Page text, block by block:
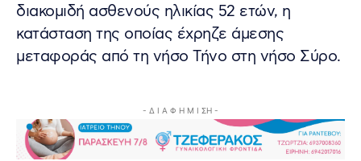
διακομιδή ασθενούς ηλικίας 52 ετών, η
κατάσταση της οποίας έχρηζε άμεσης
μεταφοράς από τη νήσο Τήνο στη νήσο Σύρο.
- Δ Ι Α Φ Η Μ Ι ΣΗ -